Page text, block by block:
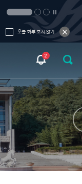
오늘 하루 보지 않기
2